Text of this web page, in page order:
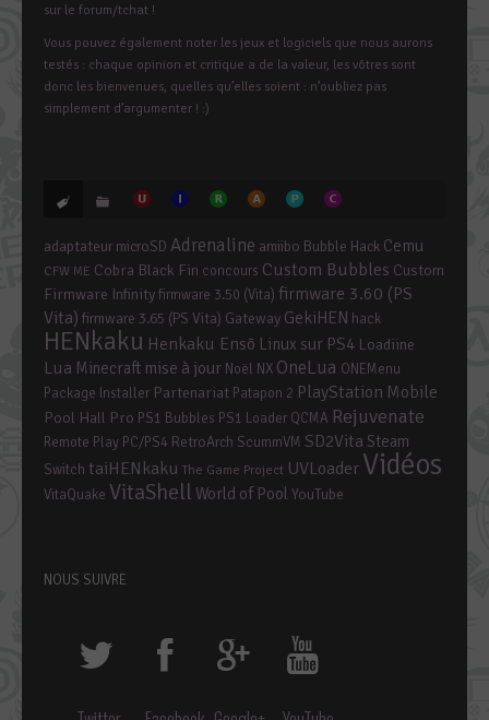
sur le forum/tchat !
Vous pouvez également noter les jeux et logiciels que nous aurons
testés : chaque opinion et critique a de la valeur, les vôtres sont
donc les bienvenues, quelles qu’elles soient : n’oubliez pas
simplement d’argumenter ! :)
adaptateur microSD Adrenaline amiibo Bubble Hack Cemu
CFW ME Cobra Black Fin concours Custom Bubbles Custom
Firmware Infinityfirmware 3.50 (Vita) firmware 3.60 (PS
Vita) firmware 3.65 (PS Vita) Gateway GekiHEN hack
HENkaku Henkaku Ensō Linux sur PS4 Loadiine
Lua Minecraft mise à jour Noël NX OneLua ONEMenu
Package Installer Partenariat Patapon 2 PlayStation Mobile
Pool Hall Pro PS1 Bubbles PS1 Loader QCMA Rejuvenate
Remote Play PC/PS4 RetroArch ScummVM SD2Vita Steam
Switch taiHENkaku The Game Project UVLoader Vidéos
VitaQuake VitaShell World of Pool YouTube
NOUS SUIVRE